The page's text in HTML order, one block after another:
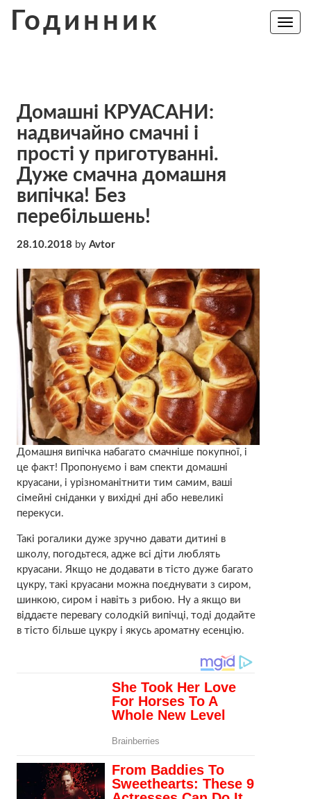
Годинник
Toggle
Домашні КРУАСАНИ:
надвичайно смачні і
прості у приготуванні.
Дуже смачна домашня
випічка! Без
перебільшень!
28.10.2018 by Avtor
Домашня випічка набагато смачніше покупної, і
це факт! Пропонуємо і вам спекти домашні
круасани, і урізноманітнити тим самим, ваші
сімейні сніданки у вихідні дні або невеликі
перекуси.
Такі рогалики дуже зручно давати дитині в
школу, погодьтеся, адже всі діти люблять
круасани. Якщо не додавати в тісто дуже багато
цукру, такі круасани можна поєднувати з сиром,
шинкою, сиром і навіть з рибою. Ну а якщо ви
віддаєте перевагу солодкій випічці, тоді додайте
в тісто більше цукру і якусь ароматну есенцію.